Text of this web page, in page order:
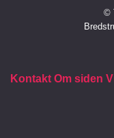
©
Kontakt Om siden